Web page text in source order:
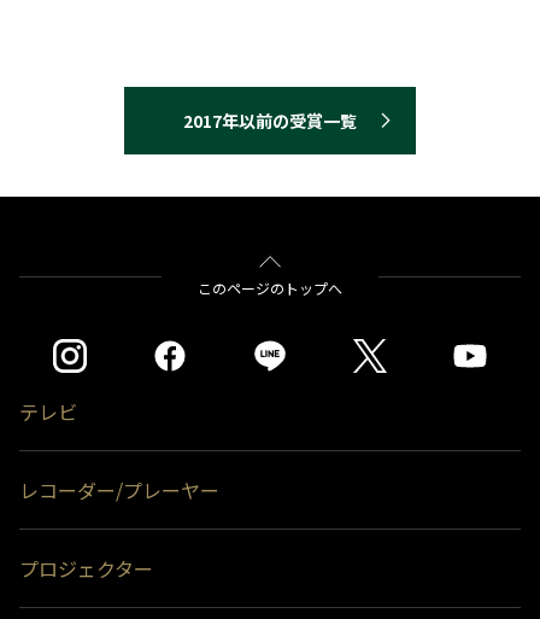
2017年以前の受賞一覧
このページのトップへ
テレビ
レコーダー/プレーヤー
プロジェクター